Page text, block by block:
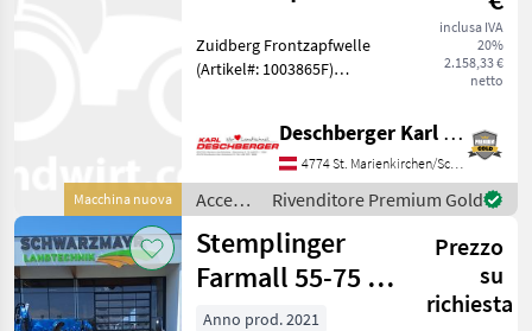
Macchina nuova
inclusa IVA
20%
2.158,33 €
netto
Zuidberg Frontzapfwelle
(Artikel#: 1003865F)
IH Maxxum / Maxxum CVX
(Stufe V) mit original
Fronthydraulik; OHNE
Deschberger Karl Landtechnik GesmbH & Co KG
4774 St. Marienkirchen/Schärding
Accessori
per
trattore
/
Zuidberg
Rivenditore Premium Gold
Stemplinger
Farmall 55-75 C
Fronthubwerk
Prezzo
su
richiesta
Anno prod. 2021